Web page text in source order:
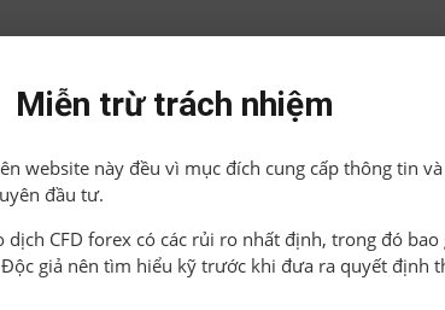
Miễn trừ trách nhiệm
website này đều vì mục đích cung cấp thông tin và
đầu tư.
dịch CFD forex có các rủi ro nhất định, trong đó bao
giả nên tìm hiểu kỹ trước khi đưa ra quyết định